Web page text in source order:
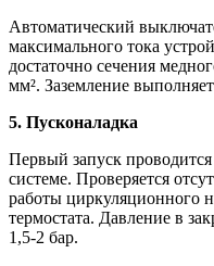
Автоматический
максимального тока
достаточно сечения
мм². Заземление
5. Пусконаладка
Первый запуск
системе. Проверяется
работы циркуляционного
термостата. Давление в
1,5-2 бар.